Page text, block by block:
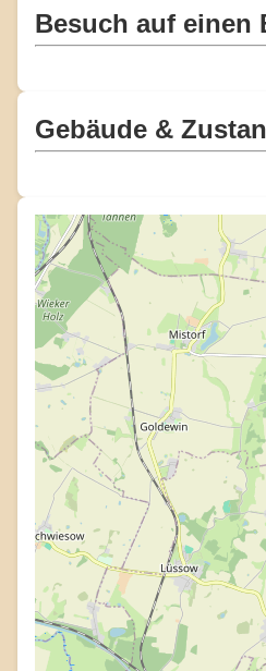
Besuch auf einen
Gebäude &